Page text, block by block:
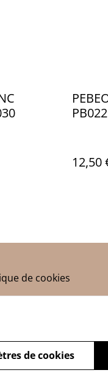
PB022
12,50
de cookies
de cookies